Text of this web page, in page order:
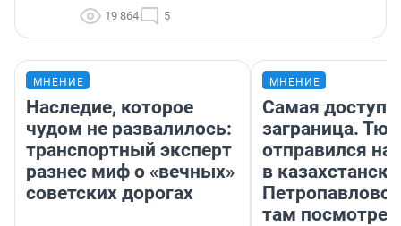
19 864 5
МНЕНИЕ
Наследие, которое
чудом не развалилось:
транспортный эксперт
разнес миф о «вечных»
советских дорогах
МНЕНИЕ
Самая
заграница.
отправился
в
там